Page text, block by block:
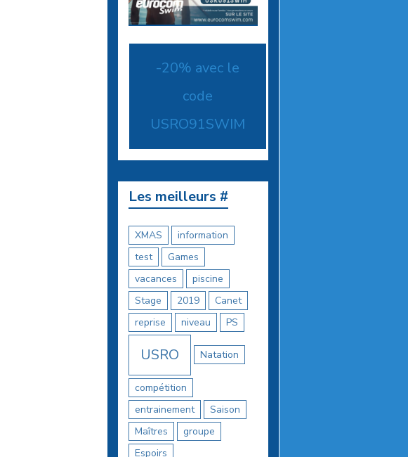
-20% avec le
code
USRO91SWIM
Les meilleurs #
XMAS
information
test
Games
vacances
piscine
Stage
2019
Canet
reprise
niveau PS
USRO Natation
compétition
entrainement
Saison
Maîtres
groupe
Espoirs